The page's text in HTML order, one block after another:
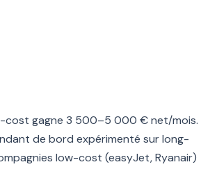
cost gagne 3 500–5 000 € net/mois.
de bord expérimenté sur long-
low-cost (easyJet, Ryanair)